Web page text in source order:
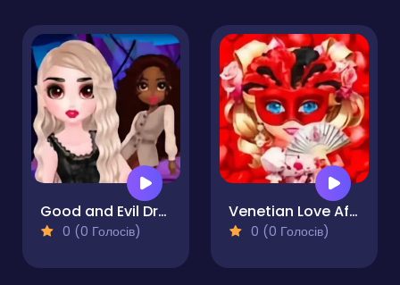
Good and Evil DressUp
0 (0 Голосів)
Venetian Love Affair
0 (0 Голосів)